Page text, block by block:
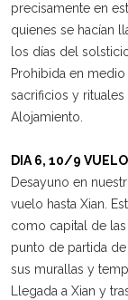
precisamente en
quienes se hacían
los días del
Prohibida en
sacrificios y
Alojamiento.
DIA 6, 10/9
Desayuno en
vuelo hasta Xian.
como capital de las
punto de partida de
sus murallas y
Llegada a Xian y